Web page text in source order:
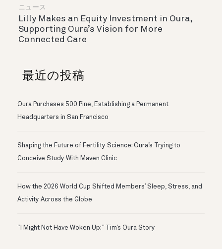
ニュース
Lilly Makes an Equity Investment in Oura,
Supporting Oura’s Vision for More
Connected Care
最近の投稿
Oura Purchases 500 Pine, Establishing a Permanent
Headquarters in San Francisco
Shaping the Future of Fertility Science: Oura’s Trying to
Conceive Study With Maven Clinic
How the 2026 World Cup Shifted Members’ Sleep, Stress, and
Activity Across the Globe
“I Might Not Have Woken Up:” Tim’s Oura Story